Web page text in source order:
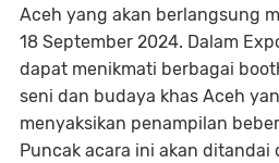
Aceh yang akan berlangsung
18 September 2024. Dalam
dapat menikmati berbagai
seni dan budaya khas Aceh
menyaksikan penampilan
Puncak acara ini akan ditandai